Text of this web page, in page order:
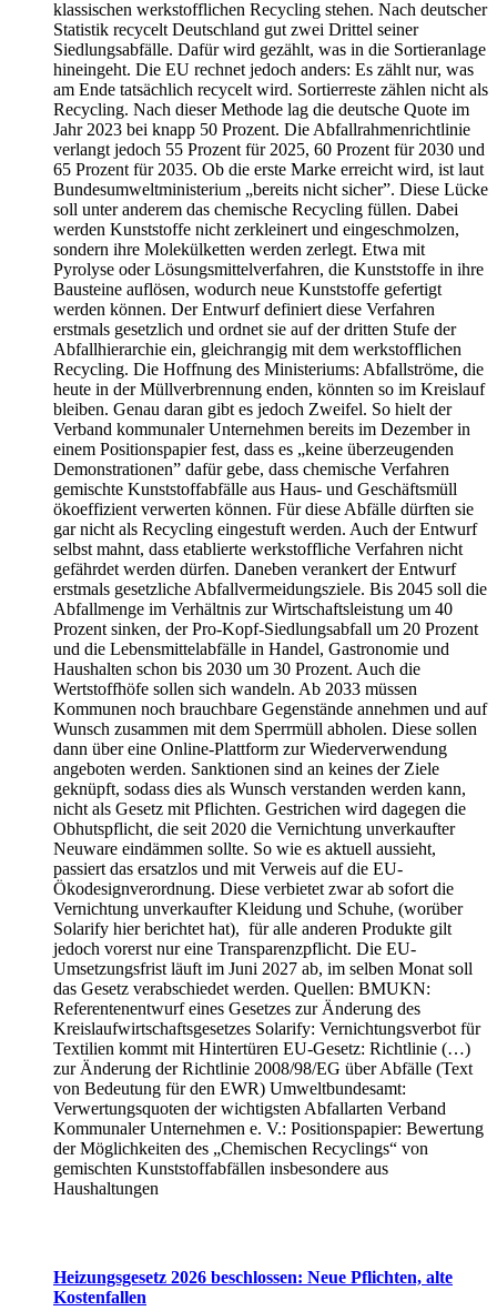
klassischen werkstofflichen Recycling stehen. Nach deutscher
Statistik recycelt Deutschland gut zwei Drittel seiner
Siedlungsabfälle. Dafür wird gezählt, was in die Sortieranlage
hineingeht. Die EU rechnet jedoch anders: Es zählt nur, was
am Ende tatsächlich recycelt wird. Sortierreste zählen nicht als
Recycling. Nach dieser Methode lag die deutsche Quote im
Jahr 2023 bei knapp 50 Prozent. Die Abfallrahmenrichtlinie
verlangt jedoch 55 Prozent für 2025, 60 Prozent für 2030 und
65 Prozent für 2035. Ob die erste Marke erreicht wird, ist laut
Bundesumweltministerium „bereits nicht sicher”. Diese Lücke
soll unter anderem das chemische Recycling füllen. Dabei
werden Kunststoffe nicht zerkleinert und eingeschmolzen,
sondern ihre Molekülketten werden zerlegt. Etwa mit
Pyrolyse oder Lösungsmittelverfahren, die Kunststoffe in ihre
Bausteine auflösen, wodurch neue Kunststoffe gefertigt
werden können. Der Entwurf definiert diese Verfahren
erstmals gesetzlich und ordnet sie auf der dritten Stufe der
Abfallhierarchie ein, gleichrangig mit dem werkstofflichen
Recycling. Die Hoffnung des Ministeriums: Abfallströme, die
heute in der Müllverbrennung enden, könnten so im Kreislauf
bleiben. Genau daran gibt es jedoch Zweifel. So hielt der
Verband kommunaler Unternehmen bereits im Dezember in
einem Positionspapier fest, dass es „keine überzeugenden
Demonstrationen” dafür gebe, dass chemische Verfahren
gemischte Kunststoffabfälle aus Haus- und Geschäftsmüll
ökoeffizient verwerten können. Für diese Abfälle dürften sie
gar nicht als Recycling eingestuft werden. Auch der Entwurf
selbst mahnt, dass etablierte werkstoffliche Verfahren nicht
gefährdet werden dürfen. Daneben verankert der Entwurf
erstmals gesetzliche Abfallvermeidungsziele. Bis 2045 soll die
Abfallmenge im Verhältnis zur Wirtschaftsleistung um 40
Prozent sinken, der Pro-Kopf-Siedlungsabfall um 20 Prozent
und die Lebensmittelabfälle in Handel, Gastronomie und
Haushalten schon bis 2030 um 30 Prozent. Auch die
Wertstoffhöfe sollen sich wandeln. Ab 2033 müssen
Kommunen noch brauchbare Gegenstände annehmen und auf
Wunsch zusammen mit dem Sperrmüll abholen. Diese sollen
dann über eine Online-Plattform zur Wiederverwendung
angeboten werden. Sanktionen sind an keines der Ziele
geknüpft, sodass dies als Wunsch verstanden werden kann,
nicht als Gesetz mit Pflichten. Gestrichen wird dagegen die
Obhutspflicht, die seit 2020 die Vernichtung unverkaufter
Neuware eindämmen sollte. So wie es aktuell aussieht,
passiert das ersatzlos und mit Verweis auf die EU-
Ökodesignverordnung. Diese verbietet zwar ab sofort die
Vernichtung unverkaufter Kleidung und Schuhe, (worüber
Solarify hier berichtet hat), für alle anderen Produkte gilt
jedoch vorerst nur eine Transparenzpflicht. Die EU-
Umsetzungsfrist läuft im Juni 2027 ab, im selben Monat soll
das Gesetz verabschiedet werden. Quellen: BMUKN:
Referentenentwurf eines Gesetzes zur Änderung des
Kreislaufwirtschaftsgesetzes Solarify: Vernichtungsverbot für
Textilien kommt mit Hintertüren EU-Gesetz: Richtlinie (…)
zur Änderung der Richtlinie 2008/98/EG über Abfälle (Text
von Bedeutung für den EWR) Umweltbundesamt:
Verwertungsquoten der wichtigsten Abfallarten Verband
Kommunaler Unternehmen e. V.: Positionspapier: Bewertung
der Möglichkeiten des „Chemischen Recyclings“ von
gemischten Kunststoffabfällen insbesondere aus
Haushaltungen
Heizungsgesetz 2026 beschlossen: Neue Pflichten, alte
Kostenfallen